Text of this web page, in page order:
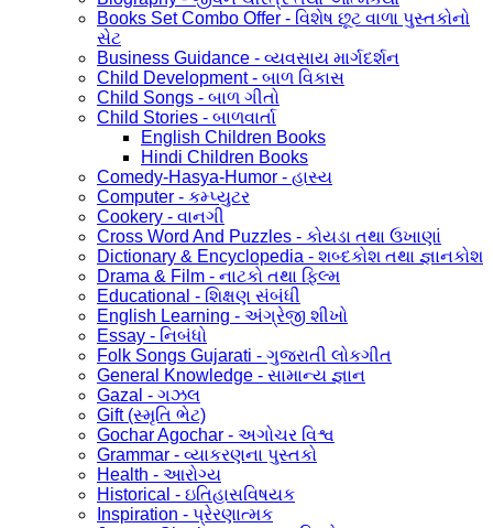
Books Set Combo Offer - વિશેષ છૂટ વાળા પુસ્તકોનો
સેટ
Business Guidance - વ્યવસાય માર્ગદર્શન
Child Development - બાળ વિકાસ
Child Songs - બાળ ગીતો
Child Stories - બાળવાર્તા
English Children Books
Hindi Children Books
Comedy-Hasya-Humor - હાસ્ય
Computer - કમ્પ્યુટર
Cookery - વાનગી
Cross Word And Puzzles - કોયડા તથા ઉખાણાં
Dictionary & Encyclopedia - શબ્દકોશ તથા જ્ઞાનકોશ
Drama & Film - નાટકો તથા ફિલ્મ
Educational - શિક્ષણ સંબંધી
English Learning - અંગ્રેજી શીખો
Essay - નિબંધો
Folk Songs Gujarati - ગુજરાતી લોકગીત
General Knowledge - સામાન્ય જ્ઞાન
Gazal - ગઝલ
Gift (સ્મૃતિ ભેટ)
Gochar Agochar - અગોચર વિશ્વ
Grammar - વ્યાકરણના પુસ્તકો
Health - આરોગ્ય
Historical - ઇતિહાસવિષયક
Inspiration - પ્રેરણાત્મક